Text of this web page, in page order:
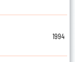
1994